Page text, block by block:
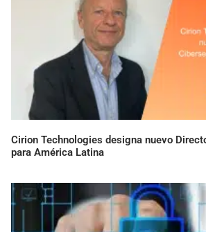
Cirion Technologies designa nuevo
para América Latina